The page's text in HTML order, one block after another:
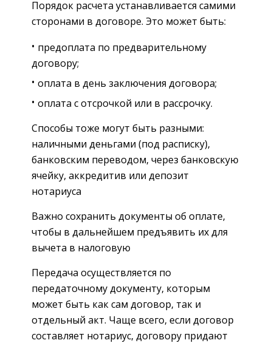
Порядок расчета устанавливается самими
сторонами в договоре. Это может быть:
предоплата по предварительному
договору;
оплата в день заключения договора;
оплата с отсрочкой или в рассрочку.
Способы тоже могут быть разными:
наличными деньгами (под расписку),
банковским переводом, через банковскую
ячейку, аккредитив или депозит
нотариуса
Важно сохранить документы об оплате,
чтобы в дальнейшем предъявить их для
вычета в налоговую
Передача осуществляется по
передаточному документу, которым
может быть как сам договор, так и
отдельный акт. Чаще всего, если договор
составляет нотариус, договору придают